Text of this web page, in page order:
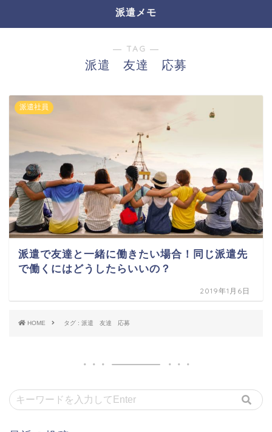
派遣メモ
― TAG ―
派遣 友達 応募
派遣社員
派遣で友達と一緒に働きたい場合！同じ派遣先
で働くにはどうしたらいいの？
2019年1月6日
HOME タグ : 派遣 友達 応募